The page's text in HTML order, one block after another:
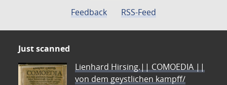
Feedback
RSS-Feed
Just scanned
Lienhard Hirsing.|| COMOEDIA ||
von dem geystlichen kampff/